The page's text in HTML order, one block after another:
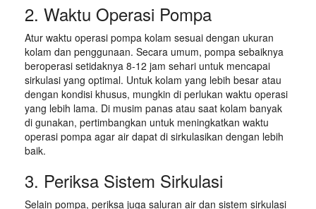
2. Waktu Operasi Pompa
Atur waktu operasi pompa kolam sesuai dengan ukuran
kolam dan penggunaan. Secara umum, pompa sebaiknya
beroperasi setidaknya 8-12 jam sehari untuk mencapai
sirkulasi yang optimal. Untuk kolam yang lebih besar atau
dengan kondisi khusus, mungkin di perlukan waktu operasi
yang lebih lama. Di musim panas atau saat kolam banyak
di gunakan, pertimbangkan untuk meningkatkan waktu
operasi pompa agar air dapat di sirkulasikan dengan lebih
baik.
3. Periksa Sistem Sirkulasi
Selain pompa, periksa juga saluran air dan sistem sirkulasi